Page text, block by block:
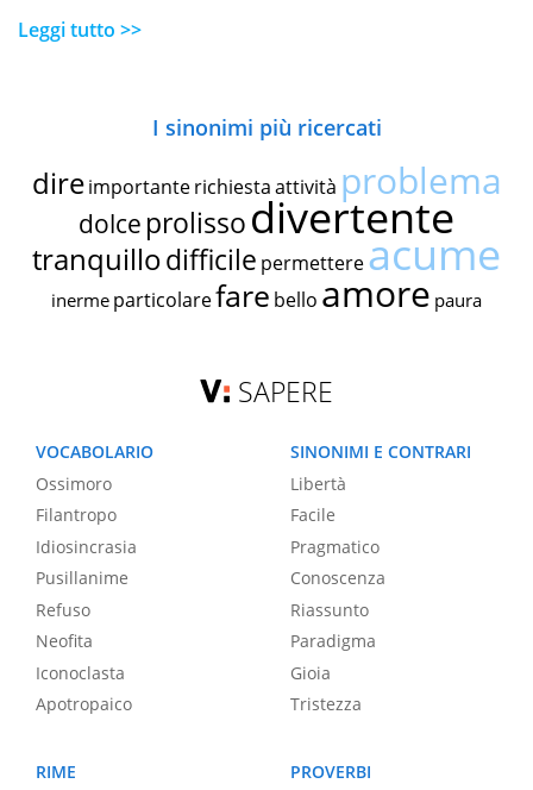
Leggi tutto >>
I sinonimi più ricercati
dire importante richiestaattività problema
dolce prolissodivertente
tranquillodifficile permettereacume
inerme particolarefare bello amore paura
SAPERE
VOCABOLARIO
Ossimoro
Filantropo
Idiosincrasia
Pusillanime
Refuso
Neofita
Iconoclasta
Apotropaico
SINONIMI E CONTRARI
Libertà
Facile
Pragmatico
Conoscenza
Riassunto
Paradigma
Gioia
Tristezza
RIME
PROVERBI